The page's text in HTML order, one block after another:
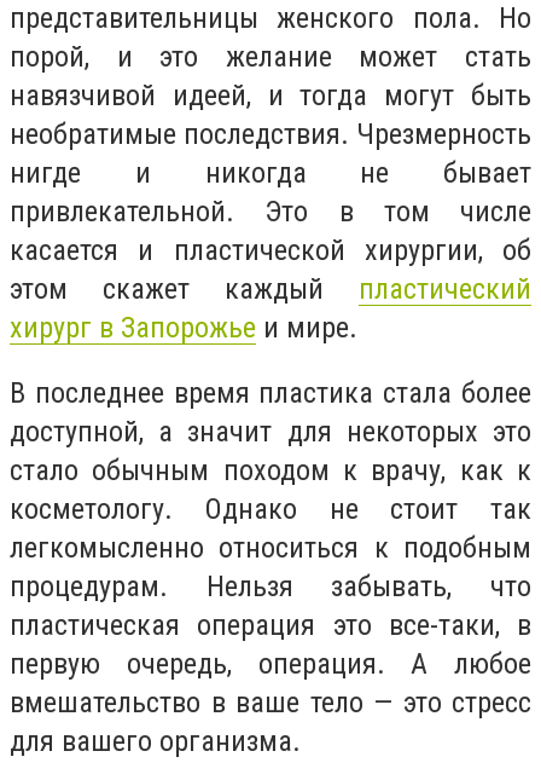
представительницы женского пола. Но
порой, и это желание может стать
навязчивой идеей, и тогда могут быть
необратимые последствия. Чрезмерность
нигде и никогда не бывает
привлекательной. Это в том числе
касается и пластической хирургии, об
этом скажет каждый пластический
хирург в Запорожье и мире.
В последнее время пластика стала более
доступной, а значит для некоторых это
стало обычным походом к врачу, как к
косметологу. Однако не стоит так
легкомысленно относиться к подобным
процедурам. Нельзя забывать, что
пластическая операция это все-таки, в
первую очередь, операция. А любое
вмешательство в ваше тело — это стресс
для вашего организма.